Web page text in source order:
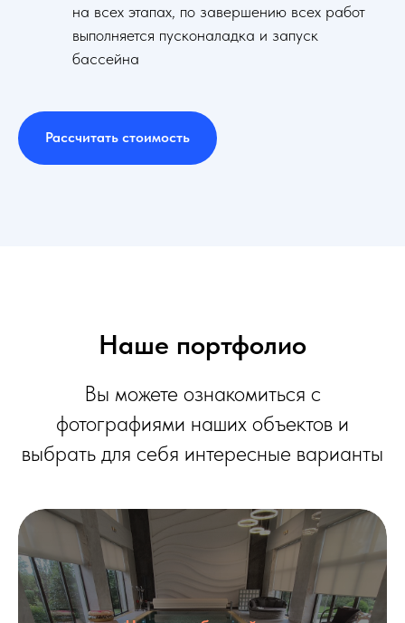
на всех этапах, по завершению всех работ
выполняется пусконаладка и запуск
бассейна
Рассчитать стоимость
Наше портфолио
Вы можете ознакомиться с
фотографиями наших объектов и
выбрать для себя интересные варианты